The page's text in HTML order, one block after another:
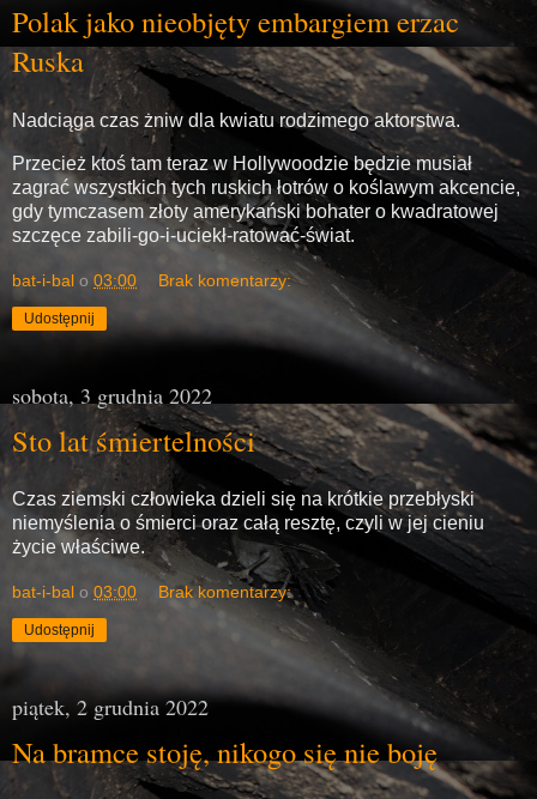
Polak jako nieobjęty embargiem erzac
Ruska
Nadciąga czas żniw dla kwiatu rodzimego aktorstwa.
Przecież ktoś tam teraz w Hollywoodzie będzie musiał
zagrać wszystkich tych ruskich łotrów o koślawym akcencie,
gdy tymczasem złoty amerykański bohater o kwadratowej
szczęce zabili-go-i-uciekł-ratować-świat.
bat-i-bal o 03:00 Brak komentarzy:
Udostępnij
sobota, 3 grudnia 2022
Sto lat śmiertelności
Czas ziemski człowieka dzieli się na krótkie przebłyski
niemyślenia o śmierci oraz całą resztę, czyli w jej cieniu
życie właściwe.
bat-i-bal o 03:00 Brak komentarzy:
Udostępnij
piątek, 2 grudnia 2022
Na bramce stoję, nikogo się nie boję